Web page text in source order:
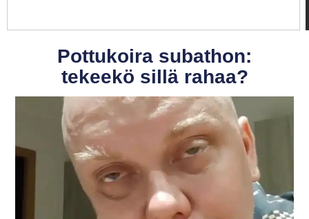
Pottukoira subathon:
tekeekö sillä rahaa?